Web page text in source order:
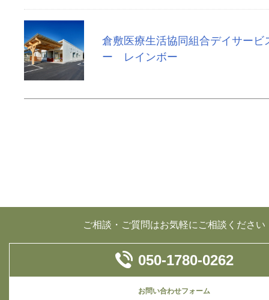
倉敷医療生活協同組合デイサービ
ー レインボー
ご相談・ご質問はお気軽にご相談ください
050-1780-0262
お問い合わせフォーム